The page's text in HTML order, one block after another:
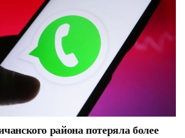
района потеряла более